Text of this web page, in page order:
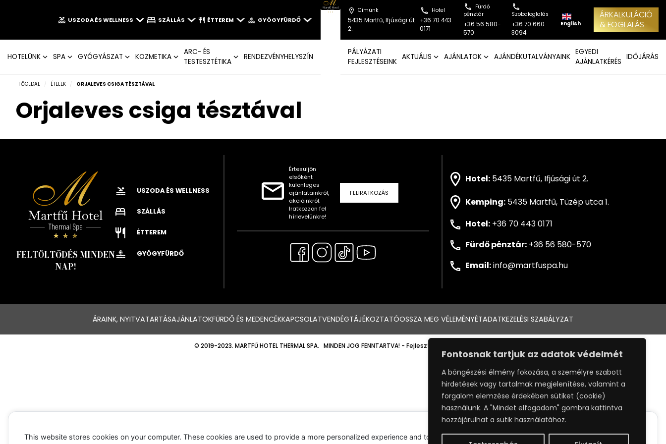
Fontosnak tartjuk az adatok védelmét
A böngészési élmény fokozása, a személyre szabott
hirdetések vagy tartalmak megjelenítése, valamint a
forgalom elemzése érdekében sütiket (cookie)
használunk. A "Mindet elfogadom" gombra kattintva
hozzájárulhat a sütik használatához.
USZODA ÉS WELLNESS SZÁLLÁS ÉTTEREM GYÓGYFÜRDŐ
HOTELÜNK SPA GYÓGYÁSZAT KOZMETIKA
ARC- ÉS
TESTESZTÉTIKA
RENDEZVÉNYHELYSZÍN
Címünk
5435 Martfű, Ifjúsági út
2.
Hotel
+36 70 443
0171
Fürdő
pénztár
+36 56 580-
570
Szobafoglalás
+36 70 660
3094
English
ÁRKALKULÁCIÓ
& FOGLALÁS
PÁLYÁZATI
FEJLESZTÉSEINK
AKTUÁLIS AJÁNLATOK AJÁNDÉKUTALVÁNYAINK
EGYEDI
AJÁNLATKÉRÉS
IDŐJÁRÁS
FŐOLDAL / ÉTELEK / ORJALEVES CSIGA TÉSZTÁVAL
Orjaleves csiga tésztával
FELTÖLTŐDÉS MINDEN
NAP!
USZODA ÉS WELLNESS
SZÁLLÁS
ÉTTEREM
GYÓGYFÜRDŐ
Értesüljön
elsőként
különleges
ajánlatainkról,
akcióinkról.
Iratkozzon fel
hírlevelünkre!
FELIRATKOZÁS
Hotel: 5435 Martfű, Ifjúsági út 2.
Kemping: 5435 Martfű, Tüzép utca 1.
Hotel: +36 70 443 0171
Fürdő pénztár: +36 56 580-570
Email:info@martfuspa.hu
ÁRAINK, NYITVATARTÁSAJÁNLATOKFÜRDŐ ÉS MEDENCÉKKAPCSOLATVENDÉGTÁJÉKOZTATÓOSSZA MEG VÉLEMÉNYÉTADATKEZELÉSI SZABÁLYZAT
© 2019-2023. MARTFŰ HOTEL THERMAL SPA. MINDEN JOG FENNTARTVA! - Fejlesztette:
This website stores cookies on your computer. These cookies are used to provide a more personalized experience and to track your whereabouts around